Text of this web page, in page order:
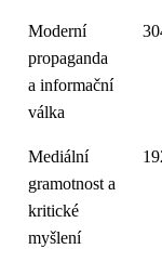
Moderní
propaganda
a informační
válka
Mediální
gramotnost a
kritické
myšlení